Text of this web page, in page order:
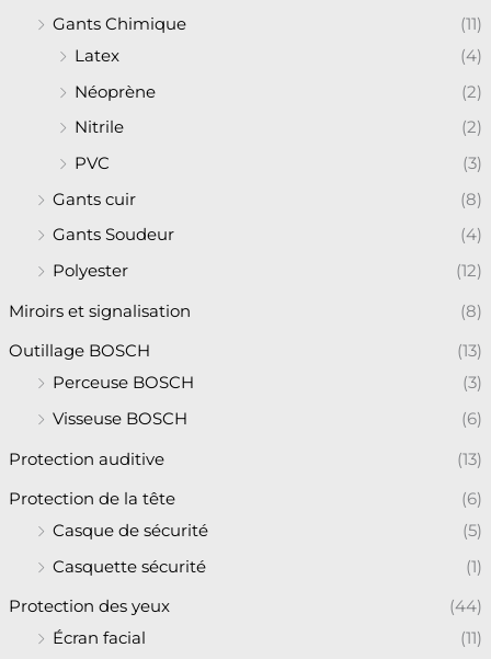
Gants Chimique
(11)
Latex
(4)
Néoprène
(2)
Nitrile
(2)
PVC
(3)
Gants cuir
(8)
Gants Soudeur
(4)
Polyester
(12)
Miroirs et signalisation (8)
Outillage BOSCH
(13)
Perceuse BOSCH
(3)
Visseuse BOSCH
(6)
Protection auditive (13)
Protection de la tête
(6)
Casque de sécurité
(5)
Casquette sécurité
(1)
Protection des yeux
(44)
Écran facial
(11)